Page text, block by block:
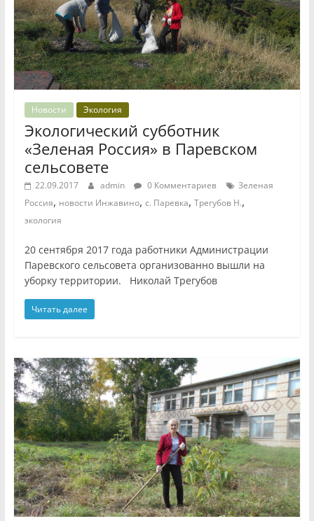
Новости Экология
Экологический субботник
«Зеленая Россия» в Паревском
сельсовете
22.09.2017 admin 0 Комментариев
Зеленая
Россия, новости Инжавино, с. Паревка, Трегубов Н.,
экология
20 сентября 2017 года работники Администрации
Паревского сельсовета организованно вышли на
уборку территории. Николай Трегубов
Читать далее